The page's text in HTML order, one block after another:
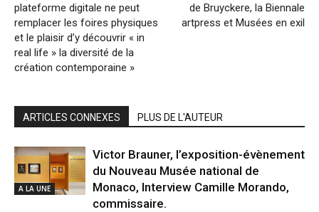
plateforme digitale ne peut
remplacer les foires physiques
et le plaisir d’y découvrir « in
real life » la diversité de la
création contemporaine »
de Bruyckere, la Biennale
artpress et Musées en exil
ARTICLES CONNEXES PLUS DE L'AUTEUR
A LA UNE
Victor Brauner, l’exposition-évènement
du Nouveau Musée national de
Monaco, Interview Camille Morando,
commissaire.